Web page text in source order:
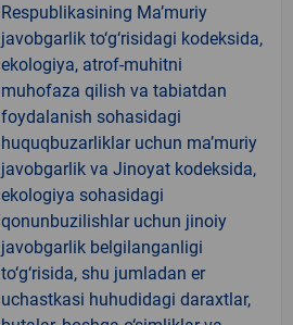
Respublikasining Ma’muriy
javobgarlik to‘g‘risidagi kodeksida,
ekologiya, atrof-muhitni
muhofaza qilish va tabiatdan
foydalanish sohasidagi
huquqbuzarliklar uchun ma’muriy
javobgarlik va Jinoyat kodeksida,
ekologiya sohasidagi
qonunbuzilishlar uchun jinoiy
javobgarlik belgilanganligi
to‘g‘risida, shu jumladan er
uchastkasi huhudidagi daraxtlar,